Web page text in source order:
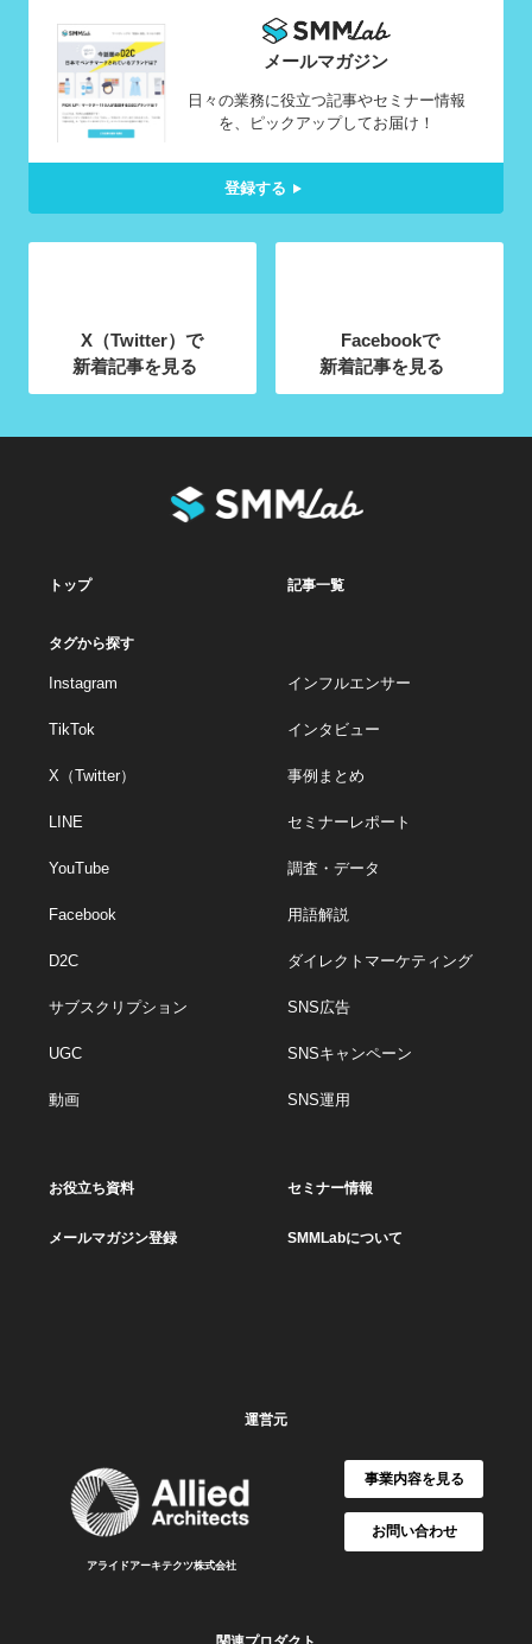
メールマガジン
日々の業務に役立つ記事やセミナー情報
を、ピックアップしてお届け！
登録する
X（Twitter）で
新着記事を見る
Facebookで
新着記事を見る
トップ 記事一覧
タグから探す
Instagram
TikTok
X（Twitter）
LINE
YouTube
Facebook
D2C
サブスクリプション
UGC
動画
インフルエンサー
インタビュー
事例まとめ
セミナーレポート
調査・データ
用語解説
ダイレクトマーケティング
SNS広告
SNSキャンペーン
SNS運用
お役立ち資料 セミナー情報
メールマガジン登録 SMMLabについて
運営元
アライドアーキテクツ株式会社
事業内容を見る
お問い合わせ